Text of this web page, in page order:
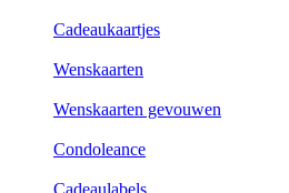
Cadeaukaartjes
Wenskaarten
Wenskaarten gevouwen
Condoleance
Cadeaulabels